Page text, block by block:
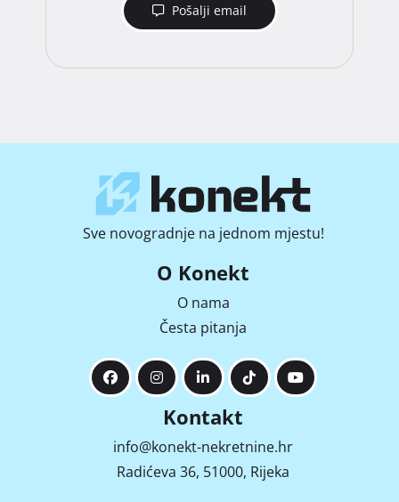
Pošalji email
Sve novogradnje na jednom mjestu!
O Konekt
O nama
Česta pitanja
Kontakt
info@konekt-nekretnine.hr
Radićeva 36, 51000, Rijeka